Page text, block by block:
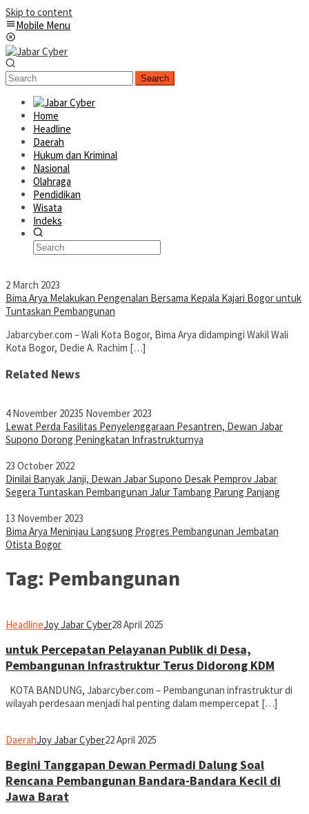
Skip to content
Mobile Menu
Search
Home
Headline
Daerah
Hukum dan Kriminal
Nasional
Olahraga
Pendidikan
Wisata
Indeks
2 March 2023
Bima Arya Melakukan Pengenalan Bersama Kepala Kajari Bogor untuk
Tuntaskan Pembangunan
Jabarcyber.com – Wali Kota Bogor, Bima Arya didampingi Wakil Wali
Kota Bogor, Dedie A. Rachim […]
Related News
4 November 20235 November 2023
Lewat Perda Fasilitas Penyelenggaraan Pesantren, Dewan Jabar
Supono Dorong Peningkatan Infrastrukturnya
23 October 2022
Dinilai Banyak Janji, Dewan Jabar Supono Desak Pemprov Jabar
Segera Tuntaskan Pembangunan Jalur Tambang Parung Panjang
13 November 2023
Bima Arya Meninjau Langsung Progres Pembangunan Jembatan
Otista Bogor
Tag: Pembangunan
HeadlineJoy Jabar Cyber28 April 2025
untuk Percepatan Pelayanan Publik di Desa,
Pembangunan Infrastruktur Terus Didorong KDM
KOTA BANDUNG, Jabarcyber.com – Pembangunan infrastruktur di
wilayah perdesaan menjadi hal penting dalam mempercepat […]
DaerahJoy Jabar Cyber22 April 2025
Begini Tanggapan Dewan Permadi Dalung Soal
Rencana Pembangunan Bandara-Bandara Kecil di
Jawa Barat